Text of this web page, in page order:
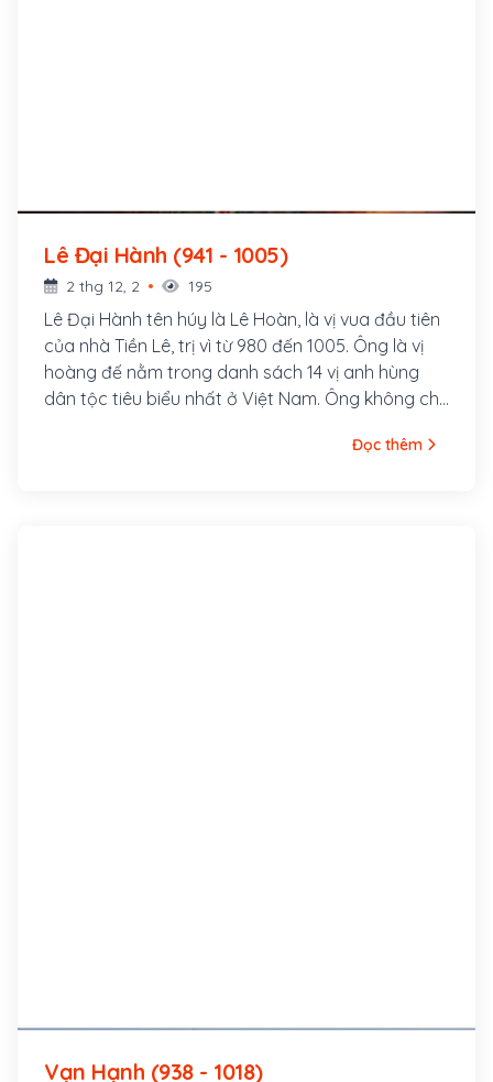
Lê Đại Hành (941 - 1005)
2 thg 12, 2 195
Lê Đại Hành tên húy là Lê Hoàn, là vị vua đầu tiên
của nhà Tiền Lê, trị vì từ 980 đến 1005. Ông là vị
hoàng đế nằm trong danh sách 14 vị anh hùng
dân tộc tiêu biểu nhất ở Việt Nam. Ông không chỉ
chống quân Tống phương Bắc, quân Chiêm
Đọc thêm
Vạn Hạnh (938 - 1018)